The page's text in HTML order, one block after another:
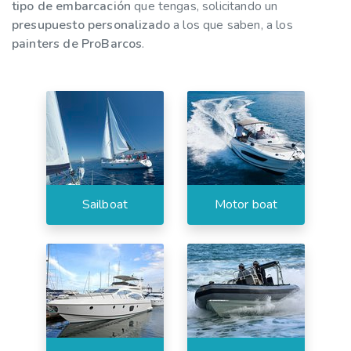
calidad y se utiliza gelcoats o resinas con alta
capacidad de impermeabilización.
presupuesto en nuestra página web para que nuestro
equipo de expertos te proporcione la ayuda
necesaria.
tipo de embarcación que tengas, solicitando un
presupuesto personalizadoa los que saben, a los
painters de ProBarcos.
Sailboat Motor boat